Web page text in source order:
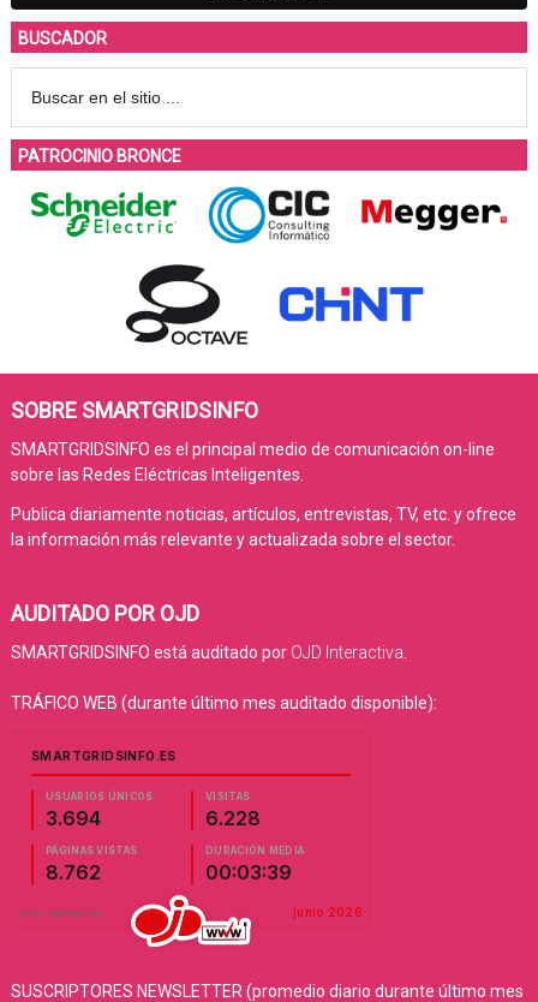
BUSCADOR
PATROCINIO BRONCE
SOBRE SMARTGRIDSINFO
SMARTGRIDSINFO es el principal medio de comunicación on-line
sobre las Redes Eléctricas Inteligentes.
Publica diariamente noticias, artículos, entrevistas, TV, etc. y ofrece
la información más relevante y actualizada sobre el sector.
AUDITADO POR OJD
SMARTGRIDSINFO está auditado por OJD Interactiva
TRÁFICO WEB (durante último mes auditado disponible):
SUSCRIPTORES NEWSLETTER (promedio diario durante último mes